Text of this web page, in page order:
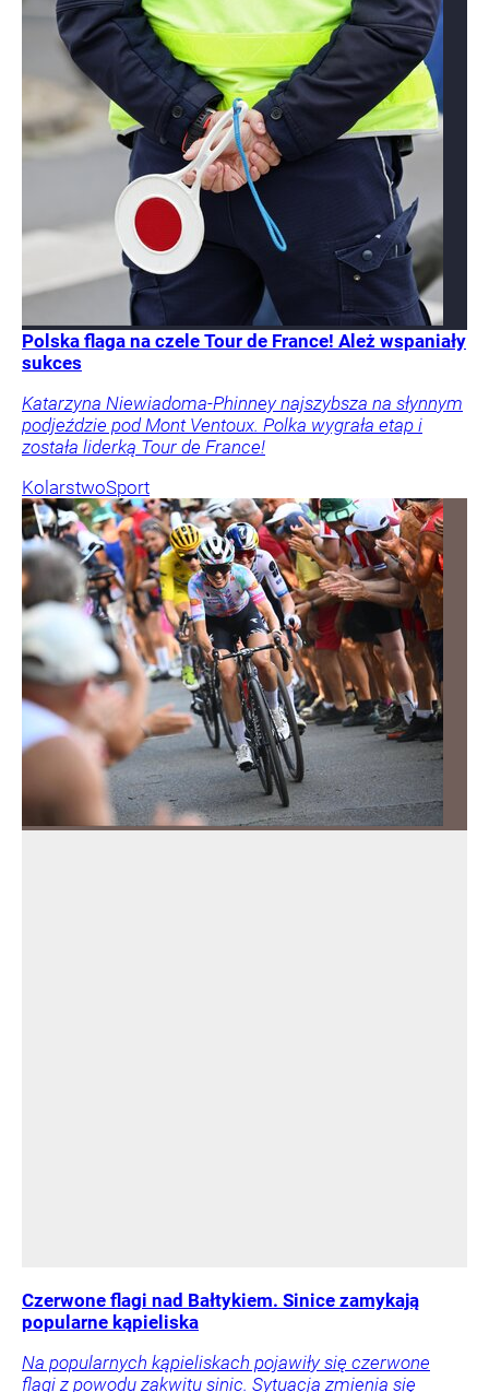
Polska flaga na czele Tour de France! Ależ wspaniały
sukces
Katarzyna Niewiadoma-Phinney najszybsza na słynnym
podjeździe pod Mont Ventoux. Polka wygrała etap i
została liderką Tour de France!
KolarstwoSport
Czerwone flagi nad Bałtykiem. Sinice zamykają
popularne kąpieliska
Na popularnych kąpieliskach pojawiły się czerwone
flagi z powodu zakwitu sinic. Sytuacja zmienia się